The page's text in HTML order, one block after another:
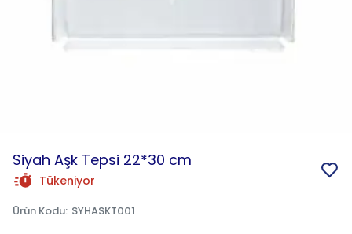
Siyah Aşk Tepsi 22*30 cm
Tükeniyor
Ürün Kodu: SYHASKT001